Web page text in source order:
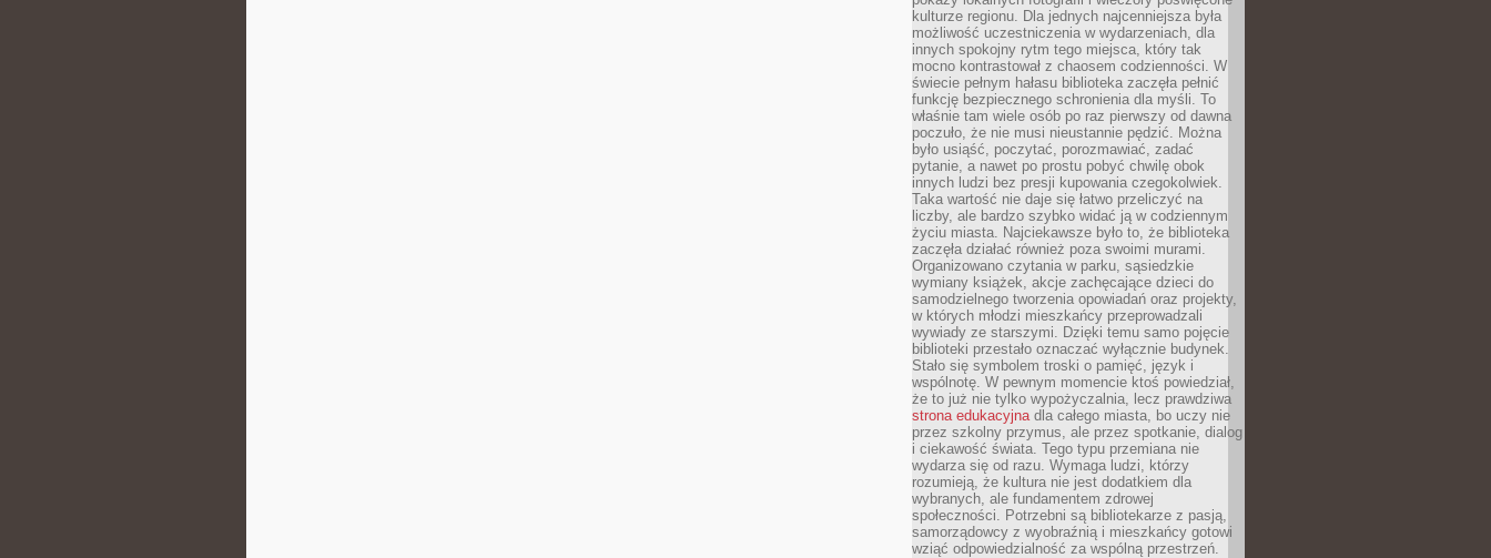
kulturze regionu. Dla jednych najcenniejsza była
możliwość uczestniczenia w wydarzeniach, dla
innych spokojny rytm tego miejsca, który tak
mocno kontrastował z chaosem codzienności. W
świecie pełnym hałasu biblioteka zaczęła pełnić
funkcję bezpiecznego schronienia dla myśli. To
właśnie tam wiele osób po raz pierwszy od dawna
poczuło, że nie musi nieustannie pędzić. Można
było usiąść, poczytać, porozmawiać, zadać
pytanie, a nawet po prostu pobyć chwilę obok
innych ludzi bez presji kupowania czegokolwiek.
Taka wartość nie daje się łatwo przeliczyć na
liczby, ale bardzo szybko widać ją w codziennym
życiu miasta. Najciekawsze było to, że biblioteka
zaczęła działać również poza swoimi murami.
Organizowano czytania w parku, sąsiedzkie
wymiany książek, akcje zachęcające dzieci do
samodzielnego tworzenia opowiadań oraz projekty,
w których młodzi mieszkańcy przeprowadzali
wywiady ze starszymi. Dzięki temu samo pojęcie
biblioteki przestało oznaczać wyłącznie budynek.
Stało się symbolem troski o pamięć, język i
wspólnotę. W pewnym momencie ktoś powiedział,
że to już nie tylko wypożyczalnia, lecz prawdziwa
strona edukacyjnadla całego miasta, bo uczy nie
przez szkolny przymus, ale przez spotkanie, dialog
i ciekawość świata. Tego typu przemiana nie
wydarza się od razu. Wymaga ludzi, którzy
rozumieją, że kultura nie jest dodatkiem dla
wybranych, ale fundamentem zdrowej
społeczności. Potrzebni są bibliotekarze z pasją,
samorządowcy z wyobraźnią i mieszkańcy gotowi
wziąć odpowiedzialność za wspólną przestrzeń.